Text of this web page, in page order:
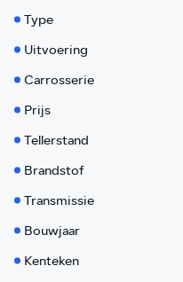
Type
Uitvoering
Carrosserie
Prijs
Tellerstand
Brandstof
Transmissie
Bouwjaar
Kenteken